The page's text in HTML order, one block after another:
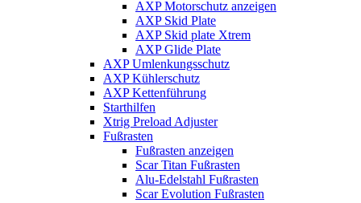
AXP Motorschutz anzeigen
AXP Skid Plate
AXP Skid plate Xtrem
AXP Glide Plate
AXP Umlenkungsschutz
AXP Kühlerschutz
AXP Kettenführung
Starthilfen
Xtrig Preload Adjuster
Fußrasten
Fußrasten anzeigen
Scar Titan Fußrasten
Alu-Edelstahl Fußrasten
Scar Evolution Fußrasten